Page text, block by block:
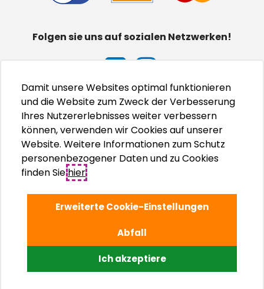
Folgen sie uns auf sozialen Netzwerken!
© Adriatic Kampovi d.o.o., 2026.
Izrada internet stranica WEB Marketing
Upravljanje internet stranicama EasyEdit CMS
Damit unsere Websites optimal funktionieren
und die Website zum Zweck der Verbesserung
Ihres Nutzererlebnisses weiter verbessern
können, verwenden wir Cookies auf unserer
Website. Weitere Informationen zum Schutz
personenbezogener Daten und zu Cookies
finden Siehier.
Erweiterte Cookie-Einstellungen
Abfall
Ich akzeptiere